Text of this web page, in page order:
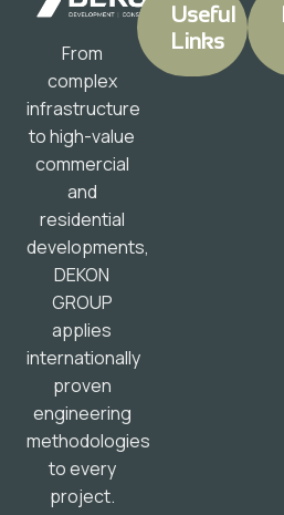
From
complex
infrastructure
to high-value
commercial
and
residential
developments,
DEKON
GROUP
applies
internationally
proven
engineering
methodologies
to every
project.
Useful
Links